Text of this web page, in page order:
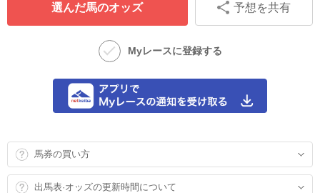
選んだ馬のオッズ 予想を共有
Myレースに登録する
馬券の買い方
出馬表·オッズの更新時間について